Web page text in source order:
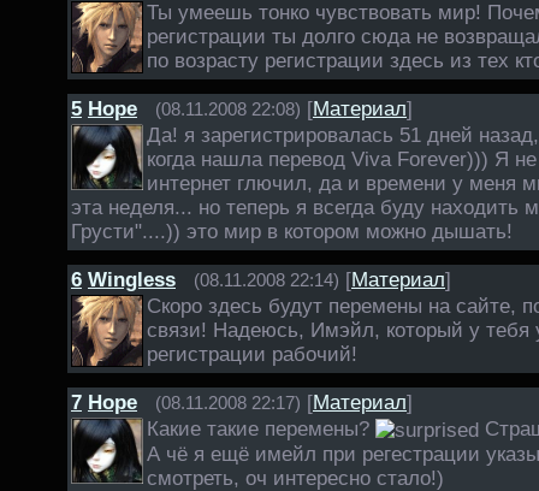
Ты умеешь тонко чувствовать мир!
регистрации ты долго сюда не
по возрасту регистрации здесь из тех
5 Hope (08.11.2008 22:08) [Материал]
Да! я зарегистрировалась 51 дней
когда нашла перевод Viva Forever))) Я
интернет глючил, да и времени у меня
эта неделя... но теперь я всегда буду находить
Грусти"....)) это мир в котором можно дышать!
6 Wingless (08.11.2008 22:14) [Материал]
Скоро здесь будут перемены на сайте,
связи! Надеюсь, Имэйл, который у тебя
регистрации рабочий!
7 Hope (08.11.2008 22:17) [Материал]
Какие такие перемены?
А чё я ещё имейл при регестрации
смотреть, оч интересно стало!)